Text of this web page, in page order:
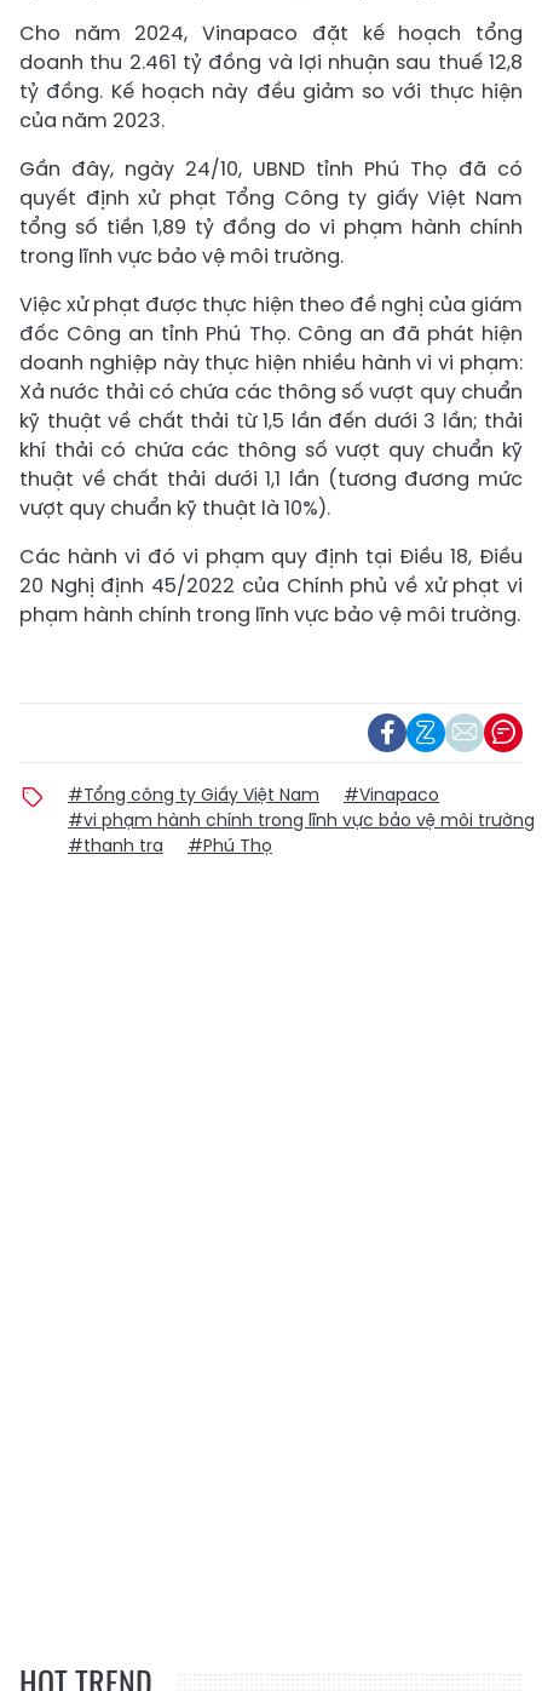
Cho năm 2024, Vinapaco đặt kế hoạch tổng
doanh thu 2.461 tỷ đồng và lợi nhuận sau thuế 12,8
tỷ đồng. Kế hoạch này đều giảm so với thực hiện
của năm 2023.
Gần đây, ngày 24/10, UBND tỉnh Phú Thọ đã có
quyết định xử phạt Tổng Công ty giấy Việt Nam
tổng số tiền 1,89 tỷ đồng do vi phạm hành chính
trong lĩnh vực bảo vệ môi trường.
Việc xử phạt được thực hiện theo đề nghị của giám
đốc Công an tỉnh Phú Thọ. Công an đã phát hiện
doanh nghiệp này thực hiện nhiều hành vi vi phạm:
Xả nước thải có chứa các thông số vượt quy chuẩn
kỹ thuật về chất thải từ 1,5 lần đến dưới 3 lần; thải
khí thải có chứa các thông số vượt quy chuẩn kỹ
thuật về chất thải dưới 1,1 lần (tương đương mức
vượt quy chuẩn kỹ thuật là 10%).
Các hành vi đó vi phạm quy định tại Điều 18, Điều
20 Nghị định 45/2022 của Chính phủ về xử phạt vi
phạm hành chính trong lĩnh vực bảo vệ môi trường.
#Tổng công ty Giấy Việt Nam
#Vinapaco
#vi phạm hành chính trong lĩnh vực bảo vệ môi trường
#thanh tra
#Phú Thọ